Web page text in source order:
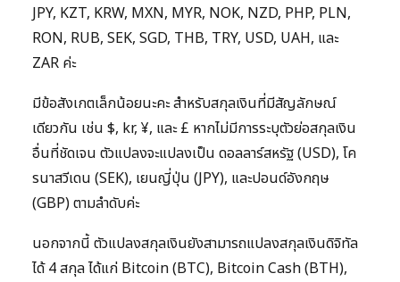
JPY, KZT, KRW, MXN, MYR, NOK, NZD, PHP, PLN,
RON, RUB, SEK, SGD, THB, TRY, USD, UAH, และ
ZAR ค่ะ
มีข้อสังเกตเล็กน้อยนะคะ สำหรับสกุลเงินที่มีสัญลักษณ์
เดียวกัน เช่น $, kr, ¥, และ £ หากไม่มีการระบุตัวย่อสกุลเงิน
อื่นที่ชัดเจน ตัวแปลงจะแปลงเป็น ดอลลาร์สหรัฐ (USD), โค
รนาสวีเดน (SEK), เยนญี่ปุ่น (JPY), และปอนด์อังกฤษ
(GBP) ตามลำดับค่ะ
นอกจากนี้ ตัวแปลงสกุลเงินยังสามารถแปลงสกุลเงินดิจิทัล
ได้ 4 สกุล ได้แก่ Bitcoin (BTC), Bitcoin Cash (BTH),